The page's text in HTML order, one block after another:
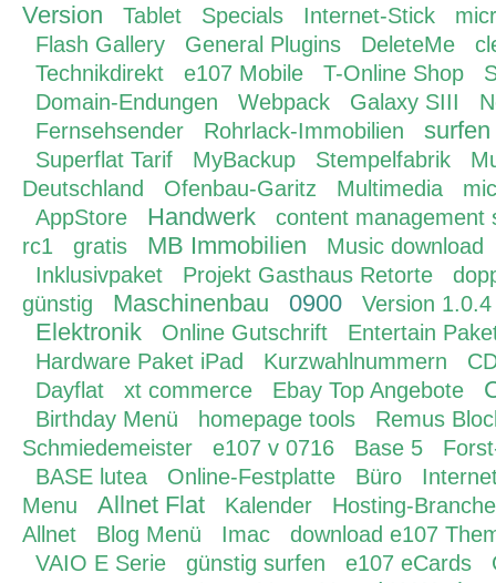
Version Tablet Specials Internet-Stick
Flash Gallery
General Plugins DeleteMe
Technikdirekt
e107 Mobile T-Online Shop
Domain-Endungen
Webpack Galaxy SIII
Fernsehsender
Rohrlack-Immobilien surfen
Superflat Tarif MyBackup Stempelfabrik
Deutschland
Ofenbau-Garitz Multimedia
AppStore
Handwerk
content management
rc1
gratis MB Immobilien
Music download
Inklusivpaket
Projekt Gasthaus Retorte
günstig
Maschinenbau 0900 Version 1.0.4
Elektronik Online Gutschrift
Entertain
Hardware Paket iPad
Kurzwahlnummern
Dayflat
xt commerce Ebay Top Angebote
Birthday Menü homepage tools
Remus
Schmiedemeister
e107 v 0716 Base 5
BASE lutea
Online-Festplatte Büro
Menu
Allnet Flat Kalender
Hosting-Branche
Allnet
Blog Menü Imac
download e107
VAIO E Serie
günstig surfen e107 eCards